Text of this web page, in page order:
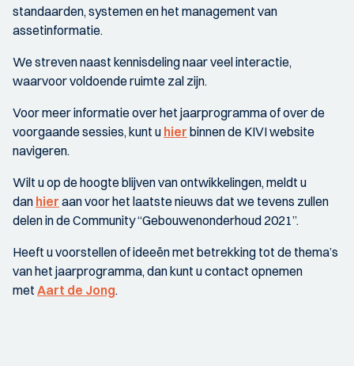
standaarden, systemen en het management van
assetinformatie.
We streven naast kennisdeling naar veel interactie,
waarvoor voldoende ruimte zal zijn.
Voor meer informatie over het jaarprogramma of over de
voorgaande sessies, kunt u hier binnen de KIVI website
navigeren.
Wilt u op de hoogte blijven van ontwikkelingen, meldt u
dan hier aan voor het laatste nieuws dat we tevens zullen
delen in de Community “Gebouwenonderhoud 2021”.
Heeft u voorstellen of ideeën met betrekking tot de thema’s
van het jaarprogramma, dan kunt u contact opnemen
met Aart de Jong.